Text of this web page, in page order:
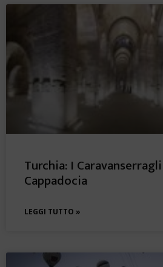
Turchia: I
Cappadocia
LEGGI TUTTO »